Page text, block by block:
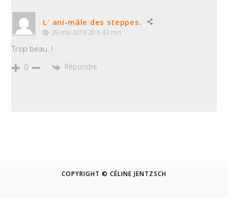
L' ani-mâle des steppes.
29 mai 2016 20 h 43 min
Trop beau..!
0 Répondre
COPYRIGHT © CÉLINE JENTZSCH